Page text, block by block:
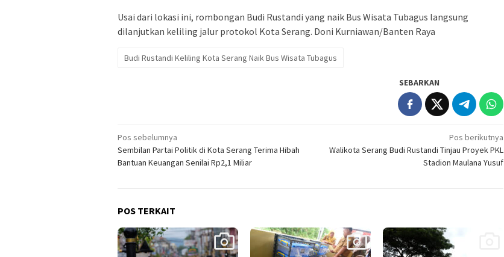
Usai dari lokasi ini, rombongan Budi Rustandi yang naik Bus Wisata Tubagus langsung
dilanjutkan keliling jalur protokol Kota Serang. Doni Kurniawan/Banten Raya
Budi Rustandi Keliling Kota Serang Naik Bus Wisata Tubagus
SEBARKAN
Navigasi
pos
Pos sebelumnya
Sembilan Partai Politik di Kota Serang Terima Hibah
Bantuan Keuangan Senilai Rp2,1 Miliar
Pos berikutnya
Walikota Serang Budi Rustandi Tinjau Proyek PKL
Stadion Maulana Yusuf
POS TERKAIT